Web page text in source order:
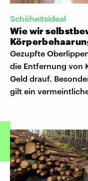
Schöheitsideal
Wie wir
Gezupfte
die Entfernung von
Geld drauf.
gilt ein